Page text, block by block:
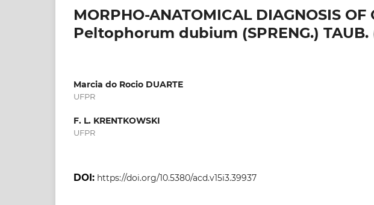
MORPHO-ANATOMICAL DIAGNOSIS OF
Peltophorum dubium (SPRENG.) TAUB.
Marcia do Rocio DUARTE
UFPR
F. L. KRENTKOWSKI
UFPR
DOI: https://doi.org/10.5380/acd.v15i3.39937